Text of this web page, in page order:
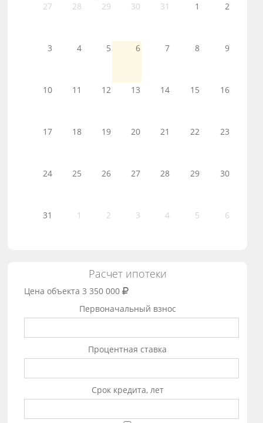
27
28 29 30 31 1 2
3 4 5 6 7 8 9
10 11 12 13 14 15 16
17 18 19 20 21 22 23
24 25 26 27 28 29 30
31 1 2 3 4 5 6
Расчет ипотеки
Цена объекта 3 350 000
Первоначальный взнос
Процентная ставка
Срок кредита, лет